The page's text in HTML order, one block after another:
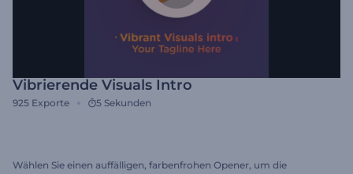
Vibrierende Visuals Intro
925 Exporte 5 Sekunden
Wählen Sie einen auffälligen, farbenfrohen Opener, um die